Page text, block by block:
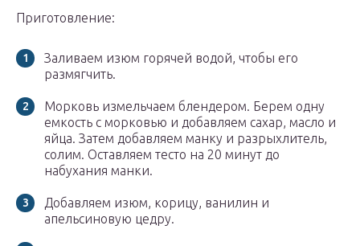
Приготовление:
Заливаем изюм горячей водой, чтобы его
размягчить.
Морковь измельчаем блендером. Берем одну
емкость с морковью и добавляем сахар, масло и
яйца. Затем добавляем манку и разрыхлитель,
солим. Оставляем тесто на 20 минут до
набухания манки.
Добавляем изюм, корицу, ванилин и
апельсиновую цедру.